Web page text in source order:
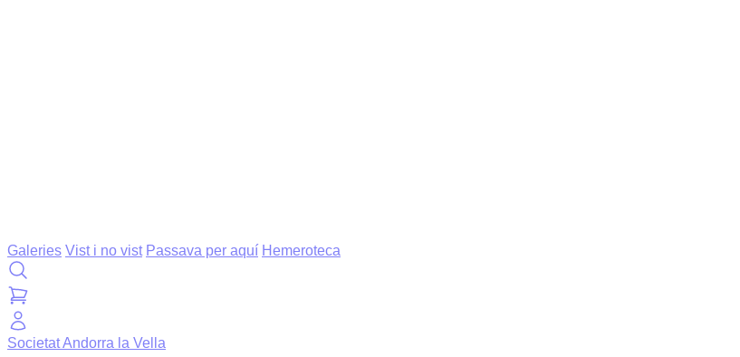
Galeries Vist i no vist Passava per aquí Hemeroteca
SocietatAndorra la Vella